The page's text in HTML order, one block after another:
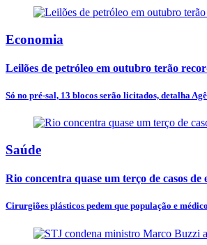
Economia
Leilões de petróleo em outubro terão
Só no pré-sal, 13 blocos serão licitados, detalha
Saúde
Rio concentra quase um terço de casos
Cirurgiões plásticos pedem que população e